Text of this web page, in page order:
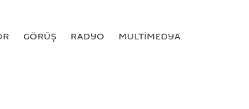
GÖRÜŞ RADYO MULTİMEDYA